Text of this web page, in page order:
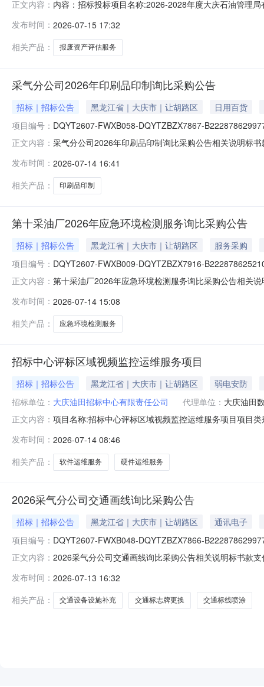
正文内容： 内容：招标投标项目名称:2026-2028年度大庆石油管理
废资产评估服务1063.6201598.61中联资产评估集团有
发布时间： 2026-07-15 17:32
相关产品：
报废资产评估服务
采气分公司2026年印刷品印制询比采购公告
招标｜招标公告 黑龙江省｜大庆市｜让胡路区
日用百货
项目编号： DQYT2607-FWXB058-DQYTZBZX7867-
正文内容： 采气分公司2026年印刷品印制询比采购公告相关说明标
发布时间： 2026-07-14 16:41
相关产品：
印刷品印制
第十采油厂2026年应急环境检测服务询比采购公告
招标｜招标公告 黑龙江省｜大庆市｜让胡路区
服务采购
项目编号： DQYT2607-FWXB009-DQYTZBZX7916-
正文内容： 第十采油厂2026年应急环境检测服务询比采购公告相关
表.xls
发布时间： 2026-07-14 15:08
相关产品：
应急环境检测服务
招标中心评标区域视频监控运维服务项目
招标｜招标公告 黑龙江省｜大庆市｜让胡路区
弱电安防
招标单位： 大庆油田招标中心有限责任公司 代理单位： 大庆油田
正文内容： 项目名称:招标中心评标区域视频监控运维服务项目项目
能保存3个月。同时部分评标专家存在私自携带通讯设备
务S0607运
发布时间： 2026-07-14 08:46
相关产品：
软件运维服务 硬件运维服务
2026采气分公司交通画线询比采购公告
招标｜招标公告 黑龙江省｜大庆市｜让胡路区
通讯电子
项目编号： DQYT2607-FWXB048-DQYTZBZX7866-
正文内容： 2026采气分公司交通画线询比采购公告相关说明标书款
发布时间： 2026-07-13 16:32
相关产品：
交通设备设施补充 交通标志牌更换 交通标线喷涂